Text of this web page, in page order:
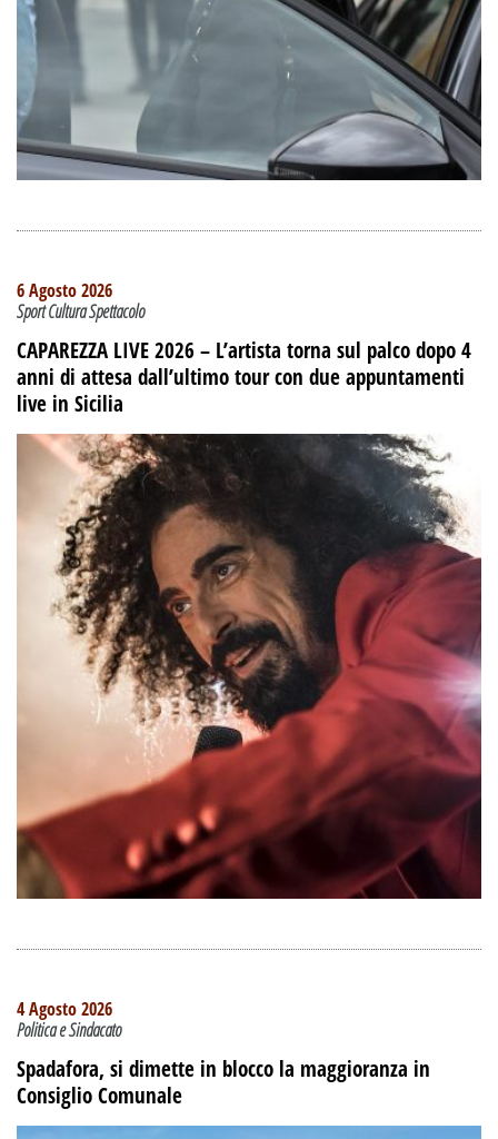
6 Agosto 2026
Sport Cultura Spettacolo
CAPAREZZA LIVE 2026 – L’artista torna sul palco dopo 4
anni di attesa dall’ultimo tour con due appuntamenti
live in Sicilia
4 Agosto 2026
Politica e Sindacato
Spadafora, si dimette in blocco la maggioranza in
Consiglio Comunale